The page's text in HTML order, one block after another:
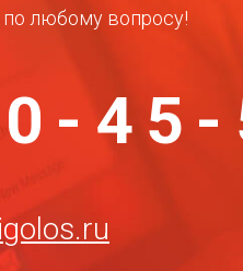
по любому вопросу!
45-